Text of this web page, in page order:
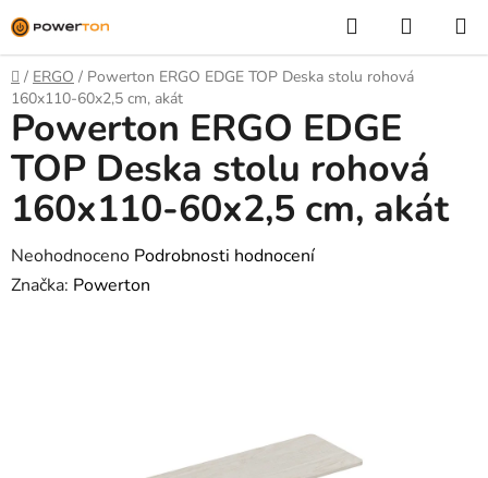
na
obsah
Hledat
KOŠÍK
Domů
/ ERGO / Powerton ERGO EDGE TOP Deska stolu rohová
160x110-60x2,5 cm, akát
Powerton ERGO EDGE
TOP Deska stolu rohová
160x110-60x2,5 cm, akát
Průměrné
hodnocení
Neohodnoceno Podrobnosti hodnocení
Značka: Powerton